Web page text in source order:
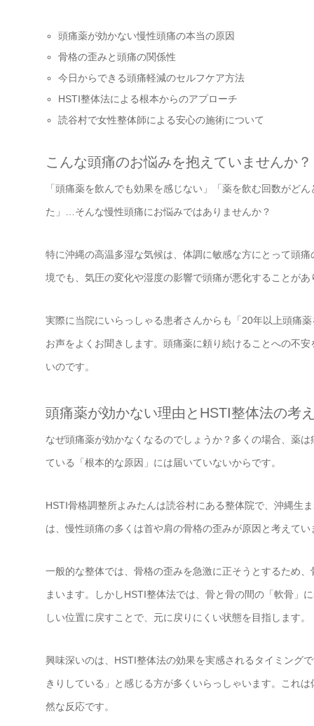
頭痛薬が効かない慢性頭痛の本当の原因
骨格の歪みと頭痛の関係性
今日からできる頭痛軽減のセルフケア方法
HSTI整体法による根本からのアプローチ
読谷村で女性整体師による安心の施術について
こんな頭痛のお悩みを抱えていませんか？
「頭痛薬を飲んでも効果を感じない」「薬を飲む回数がど
た」…そんな慢性頭痛にお悩みではありませんか？
特に沖縄の高温多湿な気候は、体調に敏感な方にとって頭
境でも、気圧の変化や湿度の影響で頭痛が悪化することがあ
実際に当院にいらっしゃる患者さんからも「20年以上頭痛
お声をよくお聞きします。頭痛薬に頼り続けることへの不
いのです。
頭痛薬が効かない理由とHSTI整体法の考
なぜ頭痛薬が効かなくなるのでしょうか？多くの場合、薬
ている「根本的な原因」には届いていないからです。
HSTI骨格調整所よみたんは読谷村にある整体院で、沖縄生
は、慢性頭痛の多くは首や肩の骨格の歪みが原因と考えてい
一般的な整体では、骨格の歪みを急激に正そうとするため
まいます。しかしHSTI整体法では、骨と骨の間の「軟骨」
しい位置に戻すことで、元に戻りにくい状態を目指します。
興味深いのは、HSTI整体法の効果を実感されるタイミング
きりしている」と感じる方が多くいらっしゃいます。これ
然な反応です。